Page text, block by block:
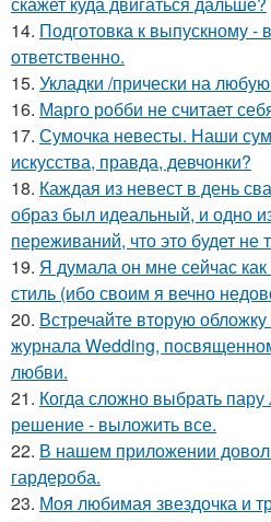
14. Подготовка к выпускному -
ответственно.
15. Укладки /прически на
16. Марго робби не считает
17. Сумочка невесты. Наши
искусства, правда, девчонки?
18. Каждая из невест в день
образ был идеальный, и одно
переживаний, что это будет не
19. Я думала он мне сейчас
стиль (ибо своим я вечно
20. Встречайте вторую
журнала Wedding,
любви.
21. Когда сложно выбрать
решение - выложить все.
22. В нашем приложении
гардероба.
23. Моя любимая звездочка и